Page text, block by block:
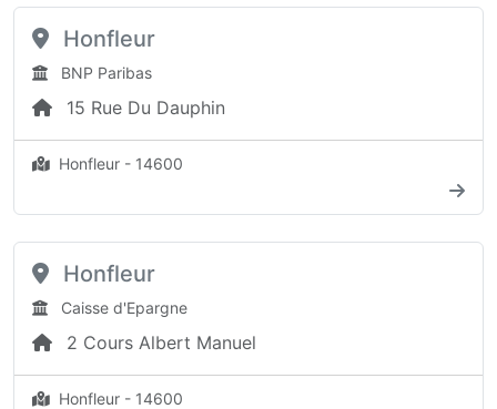
Honfleur
BNP Paribas
15 Rue Du Dauphin
Honfleur - 14600
Honfleur
Caisse d'Epargne
2 Cours Albert Manuel
Honfleur - 14600